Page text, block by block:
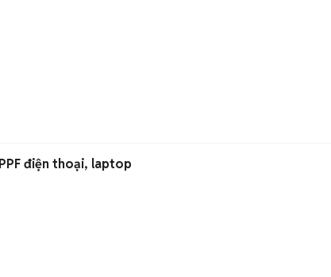
điện thoại, laptop